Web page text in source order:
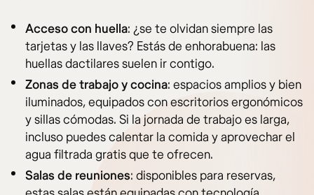
Acceso con huella: ¿se te olvidan siempre las
tarjetas y las llaves? Estás de enhorabuena: las
huellas dactilares suelen ir contigo.
Zonas de trabajo y cocina: espacios amplios y bien
iluminados, equipados con escritorios ergonómicos
y sillas cómodas. Si la jornada de trabajo es larga,
incluso puedes calentar la comida y aprovechar el
agua filtrada gratis que te ofrecen.
Salas de reuniones: disponibles para reservas,